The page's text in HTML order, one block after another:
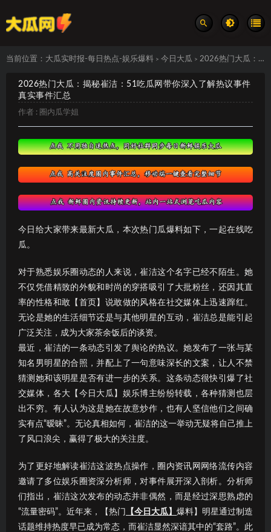
当前位置： 大瓜实时报-每日热点-娱乐爆料 > 今日大瓜 > 2026热门大瓜：揭秘崔洁：51吃瓜网带你深入了解热议事件 真实事件汇总
2026热门大瓜：揭秘崔洁：51吃瓜网带你深入了解热议事件
真实事件汇总
作者 : 圈内瓜学姐
今日给大家带来最新大瓜，本次热门瓜爆料如下，一起在线吃
瓜。
对于熟悉娱乐圈动态的人来说，崔洁这个名字已经不陌生。她
不仅凭借精致的外貌和时尚的穿搭吸引了大批粉丝，还因其直
率的性格和敢【首页】说敢做的风格在社交媒体上迅速蹿红。
无论是她的生活细节还是与其他明星的互动，崔洁总是能引起
广泛关注，成为大家茶余饭后的谈资。
最近，崔洁的一条动态引发了舆论的热议。她发布了一张与某
知名男明星的合照，并配上了一句意味深长的文案，让人不禁
猜测她和该明星是否有进一步的关系。这条动态很快引爆了社
交媒体，各大【今日大瓜】娱乐博主纷纷转载，各种猜测也层
出不穷。有人认为这是她在故意炒作，也有人坚信他们之间确
实有点“暧昧”。无论真相如何，崔洁的这一举动无疑将自己推上
了风口浪尖，赢得了极大的关注度。
为了更好地解读崔洁这波热点操作，圈内资讯网网络流传内容
邀请了多位娱乐圈资深分析师，对事件展开深入剖析。分析师
们指出，崔洁这次发布的动态并非偶然，而是经过深思熟虑的
“流量密码”。近年来，【热门
【今日大瓜】 爆料】明星通过制造
话题维持热度早已成为常态，而崔洁显然深谙其中的“套路”。此